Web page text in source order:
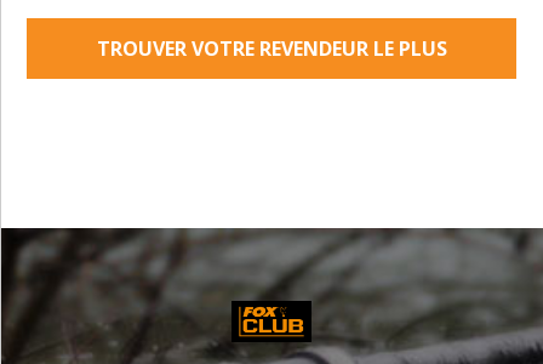
TROUVER VOTRE REVENDEUR LE PLUS